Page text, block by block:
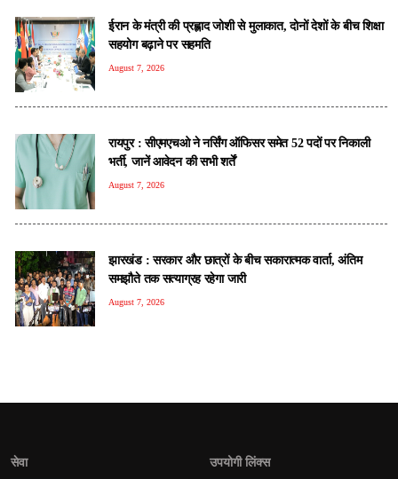
ईरान के मंत्री की प्रह्लाद जोशी से मुलाकात, दोनों देशों के बीच शिक्षा
सहयोग बढ़ाने पर सहमति
August 7, 2026
रायपुर : सीएमएचओ ने नर्सिंग ऑफिसर समेत 52 पदों पर निकाली
भर्ती, जानें आवेदन की सभी शर्तें
August 7, 2026
झारखंड : सरकार और छात्रों के बीच सकारात्मक वार्ता, अंतिम
समझौते तक सत्याग्रह रहेगा जारी
August 7, 2026
सेवा उपयोगी लिंक्स